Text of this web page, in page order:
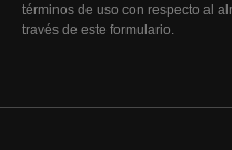
términos de uso con respecto al
través de este formulario.